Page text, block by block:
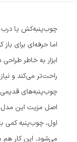
چوب‌پنبه‌کش یا درب
اما حرفه‌ای برای
ابزار به خاطر
راحت‌تر می‌کند و
چوب‌پنبه‌های
اصل مزیت این مدل،
اول، چوب‌پنبه کمی
می‌شود. این کار